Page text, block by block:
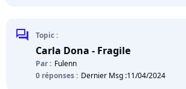
chat Topic :
Carla Dona - Fragile
Par : Fulenn
0 réponses : Dernier Msg :11/04/2024